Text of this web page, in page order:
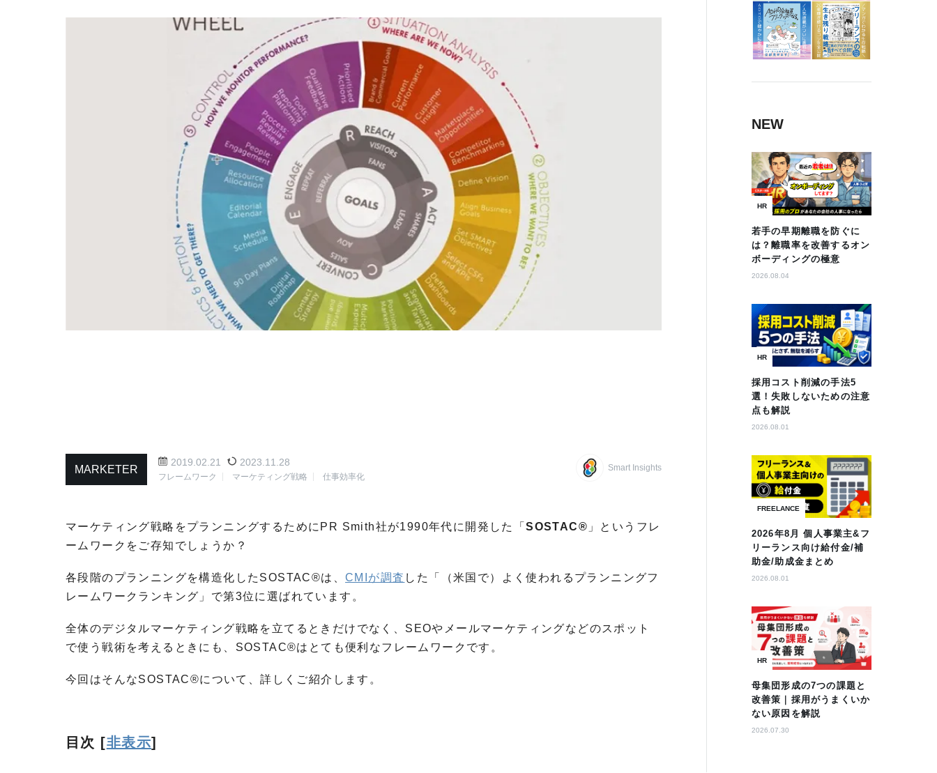
MARKETER Smart Insights
2019.02.21 2023.11.28
フレームワーク マーケティング戦略 仕事効率化
マーケティング戦略をプランニングするためにPR Smith社が1990年代に開発した「SOSTAC® 」というフレ
ームワークをご存知でしょうか？
各段階のプランニングを構造化したSOSTAC®は、CMIが調査 した「（米国で）よく使われるプランニングフ
レームワークランキング」で第3位に選ばれています。
全体のデジタルマーケティング戦略を立てるときだけでなく、SEOやメールマーケティングなどのスポット
で使う戦術を考えるときにも、SOSTAC®はとても便利なフレームワークです。
今回はそんなSOSTAC®について、詳しくご紹介します。
目次 [非表示]
NEW
HR
若手の早期離職を防ぐに
は？離職率を改善するオン
ボーディングの極意
2026.08.04
HR
採用コスト削減の手法5
選！失敗しないための注意
点も解説
2026.08.01
FREELANCE
2026年8月 個人事業主&フ
リーランス向け給付金/補
助金/助成金まとめ
2026.08.01
HR
母集団形成の7つの課題と
改善策｜採用がうまくいか
ない原因を解説
2026.07.30